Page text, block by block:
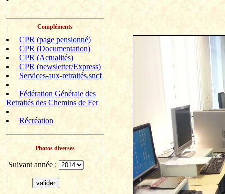
Compléments
CPR (page pensionné)
CPR (Documentation)
CPR (Actualités)
CPR (newsletter/Express)
Services-aux-retraités.sncf
Fédération Générale des
Retraités des Chemins de Fer
Récréation
Photos diverses
Suivant année :